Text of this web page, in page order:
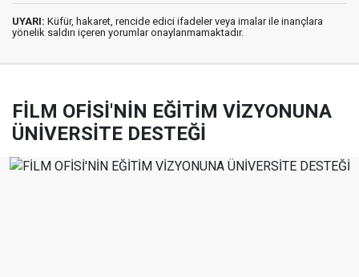
UYARI: Küfür, hakaret, rencide edici ifadeler veya imalar ile inançlara
yönelik saldırı içeren yorumlar onaylanmamaktadır.
FİLM OFİSİ'NİN EĞİTİM VİZYONUNA
ÜNİVERSİTE DESTEĞİ